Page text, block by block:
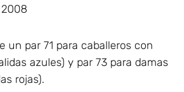
un par 71 para caballeros con
azules) y par 73 para damas
rojas).